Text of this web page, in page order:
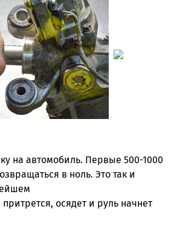
на автомобиль. Первые 500-1000
в ноль. Это так и
осядет и руль начнет